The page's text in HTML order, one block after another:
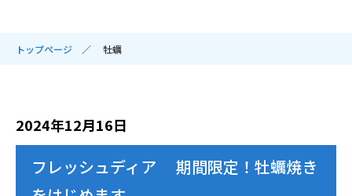
トップページ 牡蠣
2024年12月16日
フレッシュディア 期間限定！牡蠣焼き